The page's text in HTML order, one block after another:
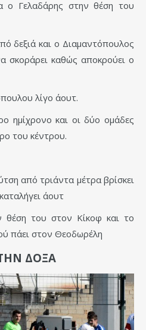
ο Γελαδάρης στην θέση του
δεξιά και ο Διαμαντόπουλος
σκοράρει καθώς αποκρούει ο
λίγο άουτ.
ημίχρονο και οι δύο ομάδες
του κέντρου.
από τριάντα μέτρα βρίσκει
άουτ
θέση του στον Κίκοφ και το
πάει στον Θεοδωρέλη
ΔΟΞΑ